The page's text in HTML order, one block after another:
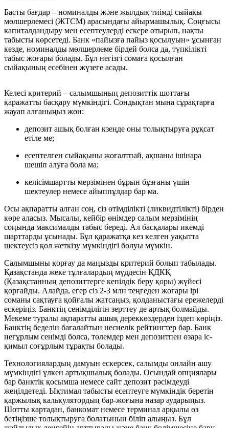
Басты бағдар – номиналды және жылдық тиімді сыйақы
мөлшерлемесі (ЖТСМ) арасындағы айырмашылық. Соңғысы
капиталдандыру мен есептеулерді ескере отырып, нақты
табысты көрсетеді. Банк «пайызға пайыз қосылуын» ұсынған
кезде, номиналды мөлшерлеме бірдей болса да, түпкілікті
табыс жоғары болады. Бұл негізгі сомаға қосылған
сыйақының есебінен жүзеге асады.
Келесі критерий – салымшының депозиттік шоттағы
қаражатты басқару мүмкіндігі. Сондықтан мына сұрақтарға
жауап алғаныңыз жөн:
депозит ашық болған кзеңде оны толықтыруға рұқсат
етіле ме;
есептелген сыйақыны жоғалтпай, ақшаны ішінара
шешіп алуға бола ма;
келісімшартты мерзімінен бұрын бұзғаны үшін
шектеулер немесе айыппұлдар бар ма.
Осы ақпаратты алған соң, сіз өтімділікті (ликвидтілікті) бірден
көре аласыз. Мысалы, кейбір өнімдер салым мерзімінің
соңында максималды табыс береді. Ал басқалары икемді
шарттарды ұсынады. Бұл қаражатқа кез келген уақытта
шектеусіз қол жеткізу мүмкіндігі болуы мүмкін.
Салымшыны қорғау да маңызды критерий болып табылады.
Қазақстанда жеке тұлғалардың мүддесін ҚДКҚ
(Қазақстанның депозиттерге кепілдік беру қоры) жүйесі
қорғайды. Алайда, егер сіз 2-3 млн теңгеден жоғары ірі
соманы сақтауға қойғалы жатсаңыз, қолданыстағы ережелерді
ескеріңіз. Банктің сенімділігін зерттеу де артық болмайды.
Мекеме туралы ақпаратты ашық дереккөздерден іздеп көріңіз.
Банктің беделін бағалайтын несиелік рейтингтер бар. Банк
неғұрлым сенімді болса, төлемдер мен депозитпен өзара іс-
қимыл соғұрлым тұрақты болады.
Технологиялардың дамуын ескерсек, салымды онлайн ашу
мүмкіндігі үлкен артықшылық болады. Осындай опциялары
бар банктік қосымша немесе сайт депозит рәсімдеуді
жеңілдетеді. Ықтимал табысты есептеуге мүмкіндік беретін
қаржылық калькулятордың бар-жоғына назар аударыңыз.
Шотты картадан, банкомат немесе терминал арқылы өз
бетіңізше толықтыруға болатынын біліп алыңыз. Бұл